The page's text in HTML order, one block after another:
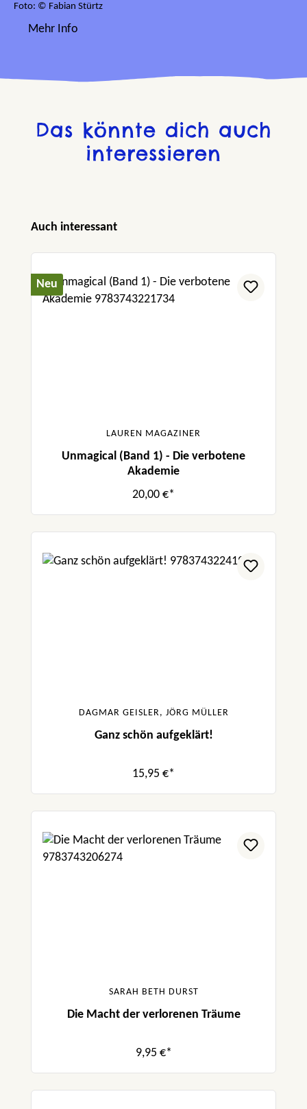
Foto: © Fabian Stürtz
Mehr Info
Das könnte dich auch
interessieren
Produktgalerie überspringen
Auch interessant
Neu
LAUREN MAGAZINER
Unmagical (Band 1) - Die verbotene
Akademie
20,00 €*
DAGMAR GEISLER, JÖRG MÜLLER
Ganz schön aufgeklärt!
15,95 €*
SARAH BETH DURST
Die Macht der verlorenen Träume
9,95 €*